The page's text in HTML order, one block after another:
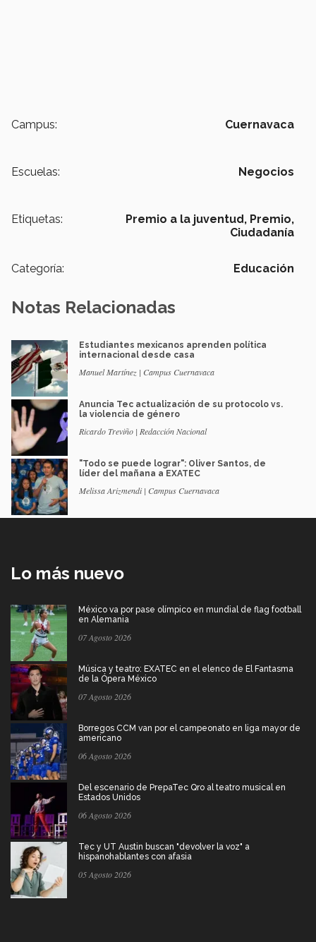
Campus: Cuernavaca
Escuelas: Negocios
Etiquetas: Premio a la juventud, Premio,
Ciudadanía
Categoría: Educación
Notas Relacionadas
Estudiantes mexicanos aprenden política
internacional desde casa
Manuel Martínez | Campus Cuernavaca
Anuncia Tec actualización de su protocolo vs.
la violencia de género
Ricardo Treviño | Redacción Nacional
"Todo se puede lograr": Oliver Santos, de
líder del mañana a EXATEC
Melissa Arizmendi | Campus Cuernavaca
Lo más nuevo
México va por pase olímpico en mundial de flag football
en Alemania
07 Agosto 2026
Música y teatro: EXATEC en el elenco de El Fantasma
de la Ópera México
07 Agosto 2026
Borregos CCM van por el campeonato en liga mayor de
americano
06 Agosto 2026
Del escenario de PrepaTec Qro al teatro musical en
Estados Unidos
06 Agosto 2026
Tec y UT Austin buscan "devolver la voz" a
hispanohablantes con afasia
05 Agosto 2026